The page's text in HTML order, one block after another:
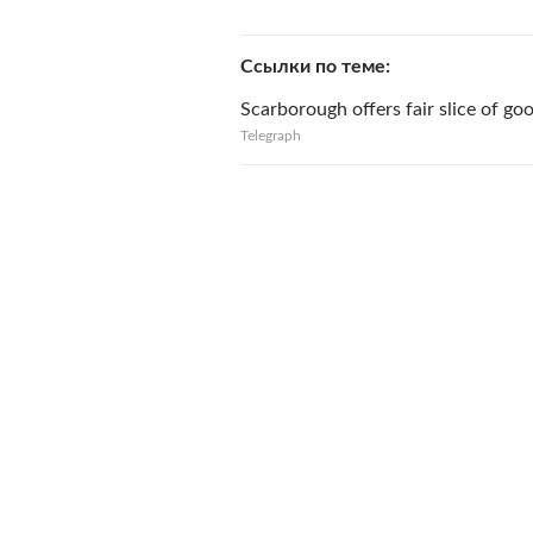
Ссылки по теме
Scarborough offers fair slice of
Telegraph